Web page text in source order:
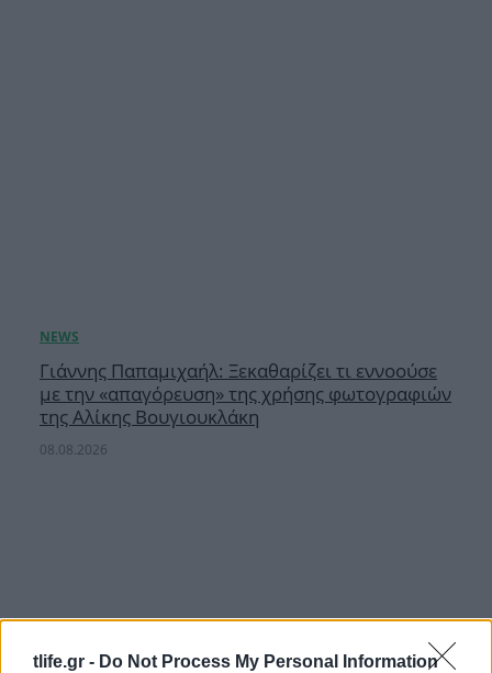
tlife.gr - Do Not Process My Personal Information
Γιάννης Παπαμιχαήλ: Ξεκαθαρίζει τι εννοούσε
με την «απαγόρευση» της χρήσης φωτογραφιών
της Αλίκης Βουγιουκλάκη
08.08.2026